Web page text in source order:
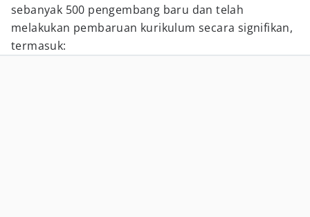
sebanyak 500 pengembang baru dan telah
melakukan pembaruan kurikulum secara signifikan,
termasuk: